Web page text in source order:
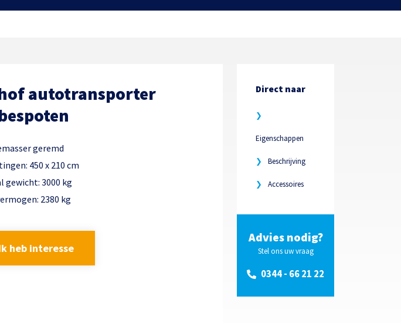
autotransporter
geremd
450 x 210 cm
gewicht: 3000 kg
2380 kg
heb interesse
Direct naar
❯
Eigenschappen
❯ Beschrijving
❯ Accessoires
Advies nodig?
Stel ons uw vraag
0344 - 66 21 22